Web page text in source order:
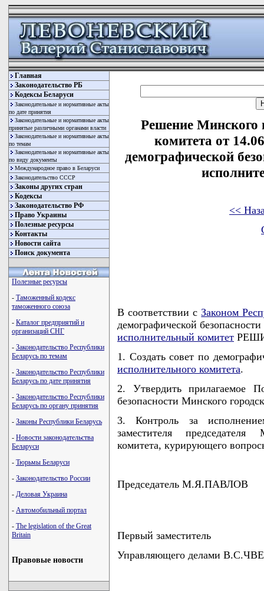
Главная
Законодательство РБ
Кодексы Беларуси
Законодательные и нормативные акты
по дате принятия
Законодательные и нормативные акты
принятые различными органами власти
Законодательные и нормативные акты
по темам
Законодательные и нормативные акты
по виду документы
Международное право в Беларуси
Законодательство СССР
Законы других стран
Кодексы
Законодательство РФ
Право Украины
Полезные ресурсы
Контакты
Новости сайта
Поиск документа
Полезные ресурсы
- Таможенный кодекс
таможенного союза
- Каталог предприятий и
организаций СНГ
- Законодательство Республики
Беларусь по темам
- Законодательство Республики
Беларусь по дате принятия
- Законодательство Республики
Беларусь по органу принятия
- Законы Республики Беларусь
- Новости законодательства
Беларуси
- Тюрьмы Беларуси
- Законодательство России
- Деловая Украина
- Автомобильный портал
- The legislation of the Great
Britain
Правовые новости
Решение Минского
комитета от
демографической
<<
В соответствии сЗаконом
демографической
исполнительный комитет
1. Создать совет по
исполнительного комитета.
2. Утвердить прилагаемое
безопасности Минского
3. Контроль за
заместителя председателя
комитета, курирующего
Председатель М.Я.ПАВЛОВ
Первый заместитель
Управляющего делами